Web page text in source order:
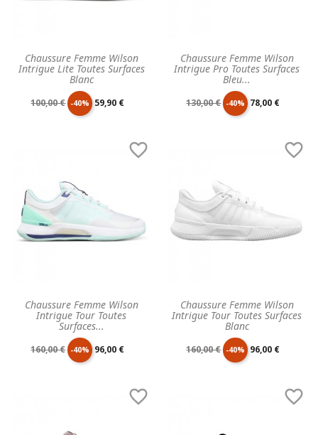
Chaussure Femme Wilson
Intrigue Lite Toutes Surfaces
Blanc
Prix
100,00 € -40% Prix
59,90 €
Chaussure Femme Wilson
Intrigue Pro Toutes Surfaces
Bleu...
Prix
130,00 € -40% Prix
78,00 €
Chaussure Femme Wilson
Intrigue Tour Toutes
Surfaces...

Prix
160,00 € -40% Prix
96,00 €
Chaussure Femme Wilson
Intrigue Tour Toutes Surfaces
Blanc

Prix
160,00 € -40% Prix
96,00 €
 